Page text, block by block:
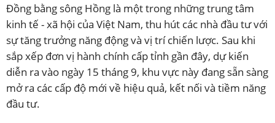
Đồng bằng sông Hồng là một trong những trung tâm
kinh tế - xã hội của Việt Nam, thu hút các nhà đầu tư với
sự tăng trưởng năng động và vị trí chiến lược. Sau khi
sắp xếp đơn vị hành chính cấp tỉnh gần đây, dự kiến
diễn ra vào ngày 15 tháng 9, khu vực này đang sẵn sàng
mở ra các cấp độ mới về hiệu quả, kết nối và tiềm năng
đầu tư.